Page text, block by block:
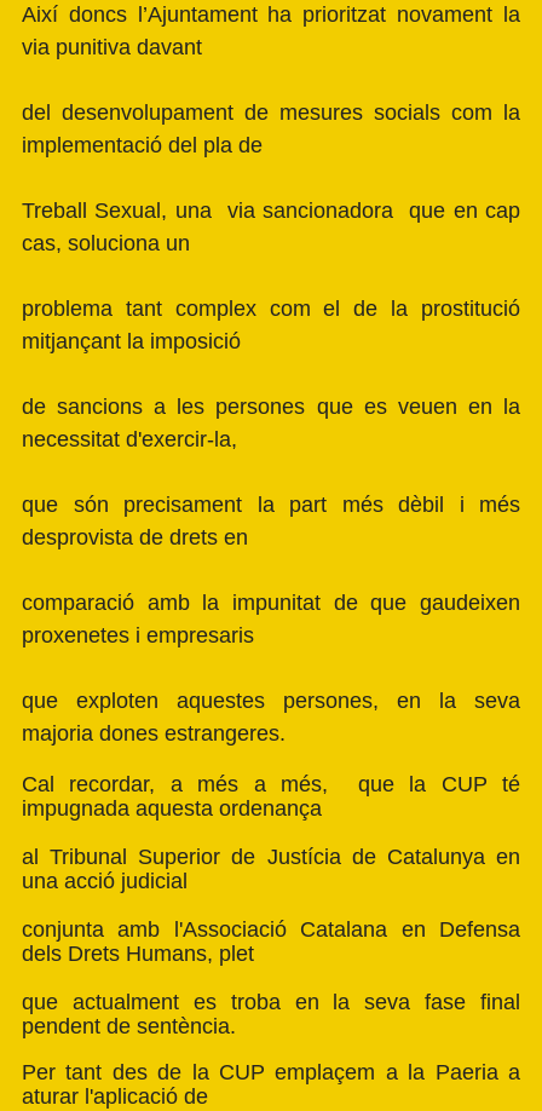
Així doncs l’Ajuntament ha prioritzat novament la
via punitiva davant
del desenvolupament de mesures socials com la
implementació del pla de
Treball Sexual, una via sancionadora que en cap
cas, soluciona un
problema tant complex com el de la prostitució
mitjançant la imposició
de sancions a les persones que es veuen en la
necessitat d'exercir-la,
que són precisament la part més dèbil i més
desprovista de drets en
comparació amb la impunitat de que gaudeixen
proxenetes i empresaris
que exploten aquestes persones, en la seva
majoria dones estrangeres.
Cal recordar, a més a més, que la CUP té
impugnada aquesta ordenança
al Tribunal Superior de Justícia de Catalunya en
una acció judicial
conjunta amb l'Associació Catalana en Defensa
dels Drets Humans, plet
que actualment es troba en la seva fase final
pendent de sentència.
Per tant des de la CUP emplaçem a la Paeria a
aturar l'aplicació de